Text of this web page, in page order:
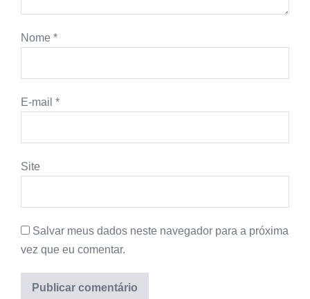
Nome *
E-mail *
Site
Salvar meus dados neste navegador para a próxima
vez que eu comentar.